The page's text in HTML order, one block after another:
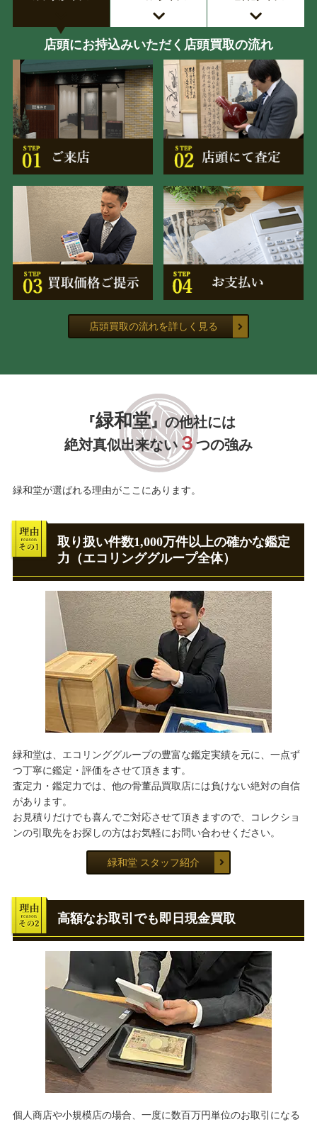
店頭にお持込みいただく店頭買取の流れ
店頭買取の流れを詳しく見る
『緑和堂』の他社には
絶対真似出来ない ３つの強み
緑和堂が選ばれる理由がここにあります。
取り扱い件数1,000万件以上の確かな鑑定
力（エコリンググループ全体）
緑和堂は、エコリンググループの豊富な鑑定実績を元に、一点ず
つ丁寧に鑑定・評価をさせて頂きます。
査定力・鑑定力では、他の骨董品買取店には負けない絶対の自信
があります。
お見積りだけでも喜んでご対応させて頂きますので、コレクショ
ンの引取先をお探しの方はお気軽にお問い合わせください。
緑和堂 スタッフ紹介
高額なお取引でも即日現金買取
個人商店や小規模店の場合、一度に数百万円単位のお取引になる